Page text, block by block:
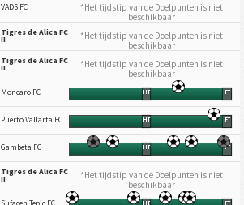
VADS FC
*Het tijdstip van de Doelpunten is niet
beschikbaar
Tigres de Alica FC
II
*Het tijdstip van de Doelpunten is niet
beschikbaar
Tigres de Alica FC
II
*Het tijdstip van de Doelpunten is niet
beschikbaar
Moncaro FC HT FT
Puerto Vallarta FC HT FT
Gambeta FC HT FT
Tigres de Alica FC
II
*Het tijdstip van de Doelpunten is niet
beschikbaar
HT FT